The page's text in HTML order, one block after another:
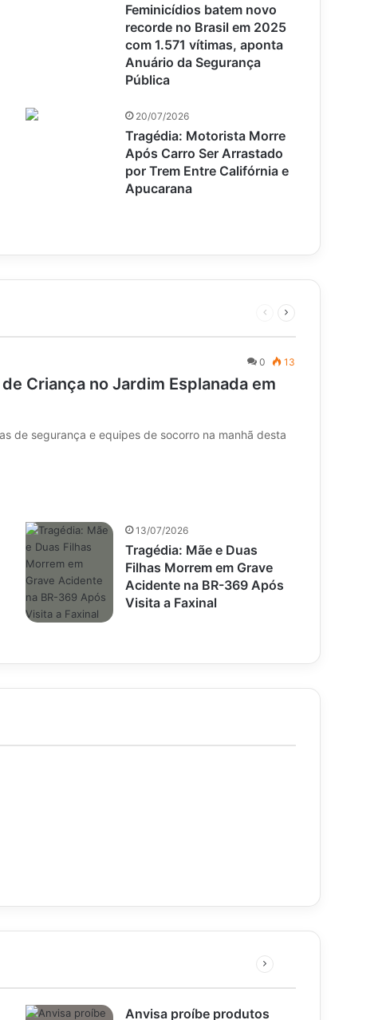
Feminicídios batem novo
recorde no Brasil em 2025
com 1.571 vítimas, aponta
Anuário da Segurança
Pública
20/07/2026
Tragédia: Motorista Morre
Após Carro Ser Arrastado
por Trem Entre Califórnia e
Apucarana
PáginaPróxima
0 13
Criança no Jardim Esplanada em
de segurança e equipes de socorro na manhã desta
13/07/2026
Tragédia: Mãe e Duas
Filhas Morrem em Grave
Acidente na BR-369 Após
Visita a Faxinal
Próxima
Anvisa proíbe produtos